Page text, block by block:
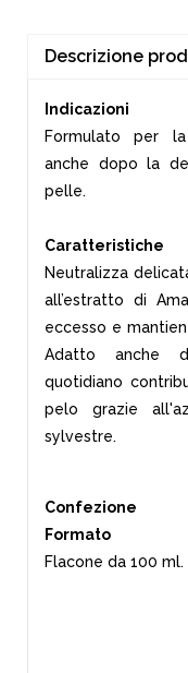
Descrizione
Indicazioni
Formulato per
anche dopo la
pelle.
Caratteristiche
Neutralizza
all’estratto di
eccesso e
Adatto anche
quotidiano
pelo grazie
sylvestre.
Confezione
Formato
Flacone da 100 ml.